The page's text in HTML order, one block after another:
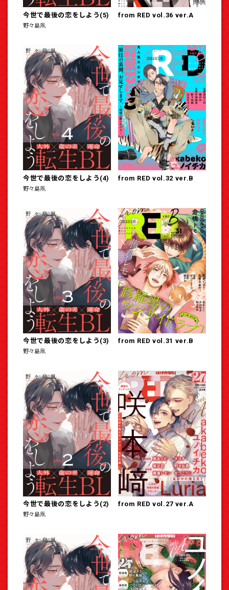
今世で最後の恋をしよう(5)
野々島凧
from RED vol.36 ver.A
今世で最後の恋をしよう(4)
野々島凧
from RED vol.32 ver.B
今世で最後の恋をしよう(3)
野々島凧
from RED vol.31 ver.B
今世で最後の恋をしよう(2)
野々島凧
from RED vol.27 ver.A